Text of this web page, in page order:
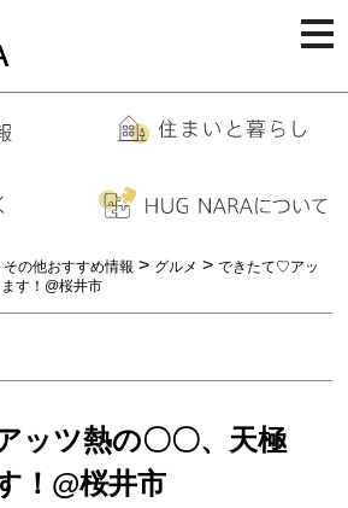
その他おすすめ情報 > グルメ > できたて♡アッ
す！@桜井市
ッツ熱の〇〇、天極
！@桜井市